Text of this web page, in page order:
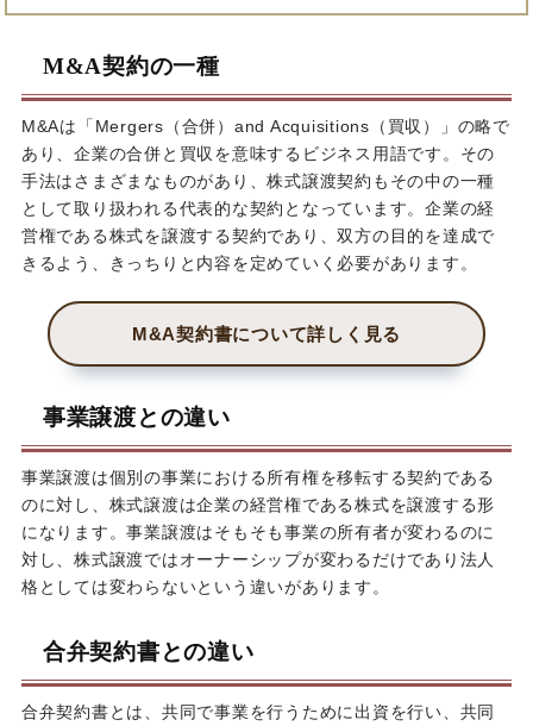
M&A契約の一種
M&Aは「Mergers（合併）and Acquisitions（買収）」の略で
あり、企業の合併と買収を意味するビジネス用語です。その
手法はさまざまなものがあり、株式譲渡契約もその中の一種
として取り扱われる代表的な契約となっています。企業の経
営権である株式を譲渡する契約であり、双方の目的を達成で
きるよう、きっちりと内容を定めていく必要があります。
M&A契約書について詳しく見る
事業譲渡との違い
事業譲渡は個別の事業における所有権を移転する契約である
のに対し、株式譲渡は企業の経営権である株式を譲渡する形
になります。事業譲渡はそもそも事業の所有者が変わるのに
対し、株式譲渡ではオーナーシップが変わるだけであり法人
格としては変わらないという違いがあります。
合弁契約書との違い
合弁契約書とは、共同で事業を行うために出資を行い、共同